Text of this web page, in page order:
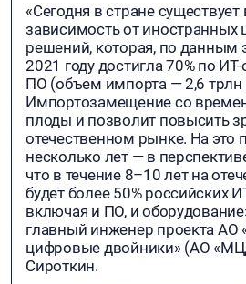
«Сегодня в стране
зависимость от иностранных
решений, которая, по данным
2021 году достигла 70% по
ПО (объем импорта — 2,6 трлн
Импортозамещение со
плоды и позволит повысить
отечественном рынке. На это
несколько лет — в
что в течение 8–10 лет на
будет более 50% российских
включая и ПО, и
главный инженер проекта АО
цифровые двойники» (АО
Сироткин.